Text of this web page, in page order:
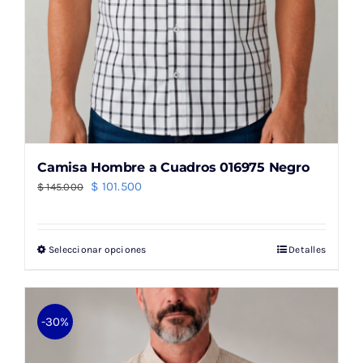
producto
Camisa Hombre a Cuadros 016975 Negro
$145.000
El
era:
$ 101.500
es:
Seleccionar opcionesEste
tiene
múltiples
variantes.
Detalles
-30%